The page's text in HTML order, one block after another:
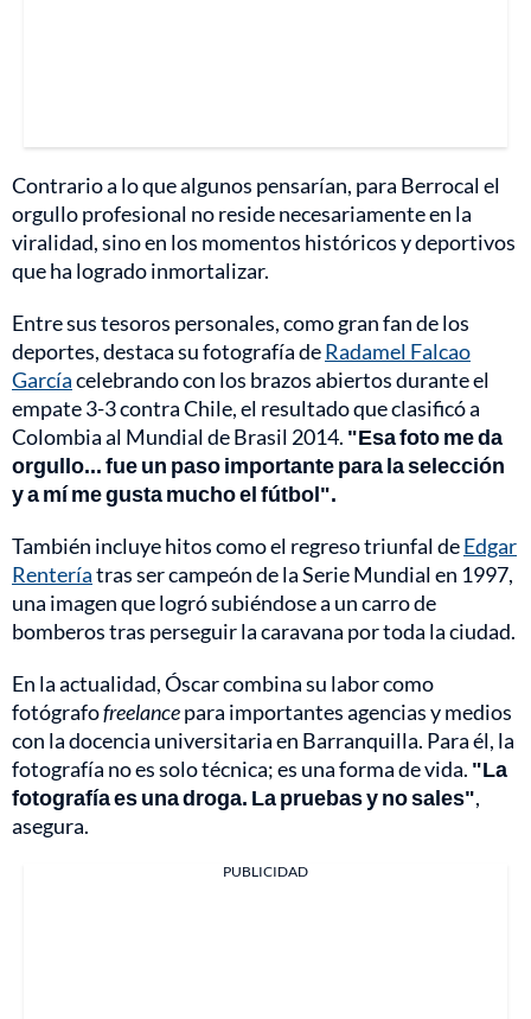
Contrario a lo que algunos pensarían, para Berrocal el
orgullo profesional no reside necesariamente en la
viralidad, sino en los momentos históricos y deportivos
que ha logrado inmortalizar.
Entre sus tesoros personales, como gran fan de los
deportes, destaca su fotografía deRadamel Falcao
Garcíacelebrando con los brazos abiertos durante el
empate 3-3 contra Chile, el resultado que clasificó a
Colombia al Mundial de Brasil 2014. "Esa foto me da
orgullo... fue un paso importante para la selección
y a mí me gusta mucho el fútbol".
También incluye hitos como el regreso triunfal deEdgar
Renteríatras ser campeón de la Serie Mundial en 1997,
una imagen que logró subiéndose a un carro de
bomberos tras perseguir la caravana por toda la ciudad.
En la actualidad, Óscar combina su labor como
fotógrafofreelancepara importantes agencias y medios
con la docencia universitaria en Barranquilla. Para él, la
fotografía no es solo técnica; es una forma de vida. "La
fotografía es una droga. La pruebas y no sales",
asegura.
PUBLICIDAD